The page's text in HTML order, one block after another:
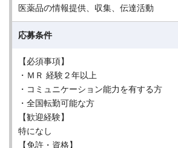
医薬品の情報提供、収集、伝達活動
応募条件
【必須事項】
・ＭＲ 経験２年以上
・コミュニケーション能力を有する方
・全国転勤可能な方
【歓迎経験】
特になし
【免許・資格】